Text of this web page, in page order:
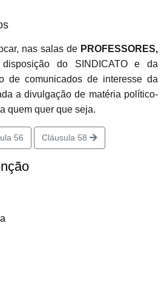
nas salas de PROFESSORES,
do SINDICATO e da
de comunicados de interesse da
a divulgação de matéria político-
quem quer que seja.
56 Cláusula 58